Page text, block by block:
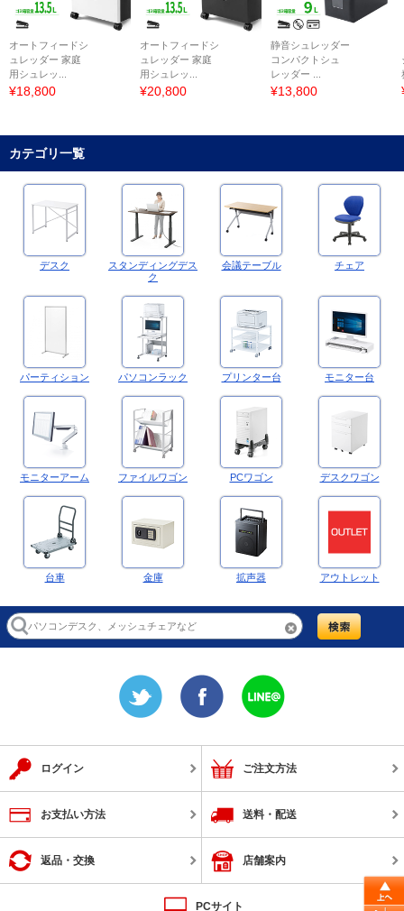
オートフィードシ
ュレッダー 家庭
用シュレッ...
¥18,800
オートフィードシ
ュレッダー 家庭
用シュレッ...
¥20,800
静音シュレッダー
コンパクトシュ
レッダー ...
¥13,800
カテゴリ一覧
デスク
スタンディングデス
ク
会議テーブル チェア
パーティション パソコンラック プリンター台 モニター台
モニターアーム ファイルワゴン PCワゴン デスクワゴン
台車 金庫 拡声器 アウトレット
ログイン ご注文方法
お支払い方法 送料・配送
返品・交換 店舗案内
PCサイト